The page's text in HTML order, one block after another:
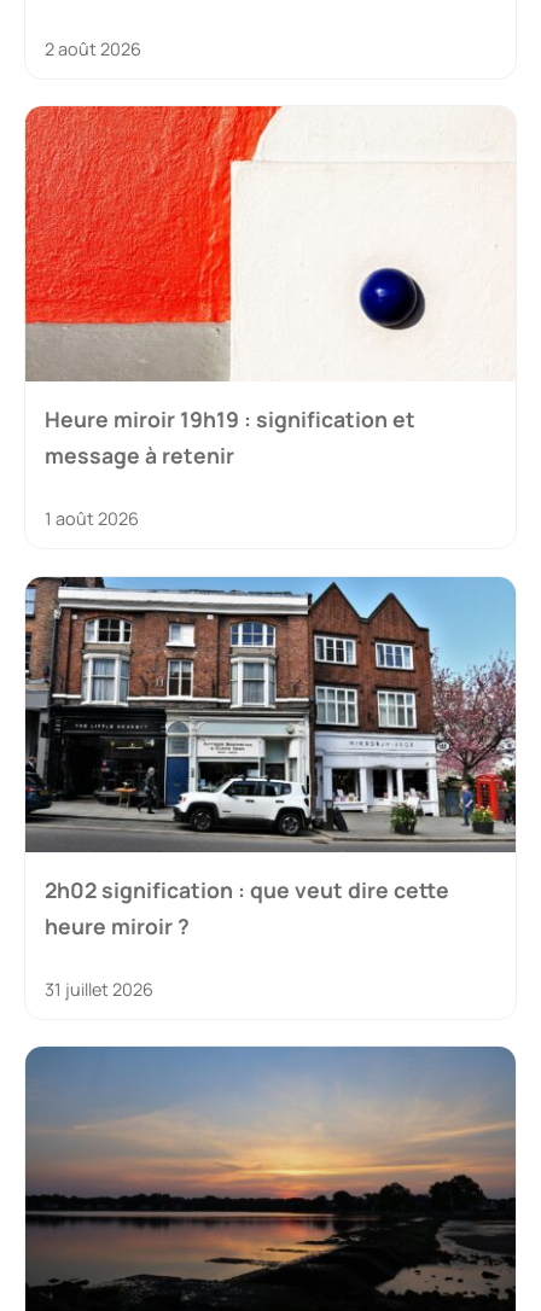
2 août 2026
Heure miroir 19h19 : signification et
message à retenir
1 août 2026
2h02 signification : que veut dire cette
heure miroir ?
31 juillet 2026